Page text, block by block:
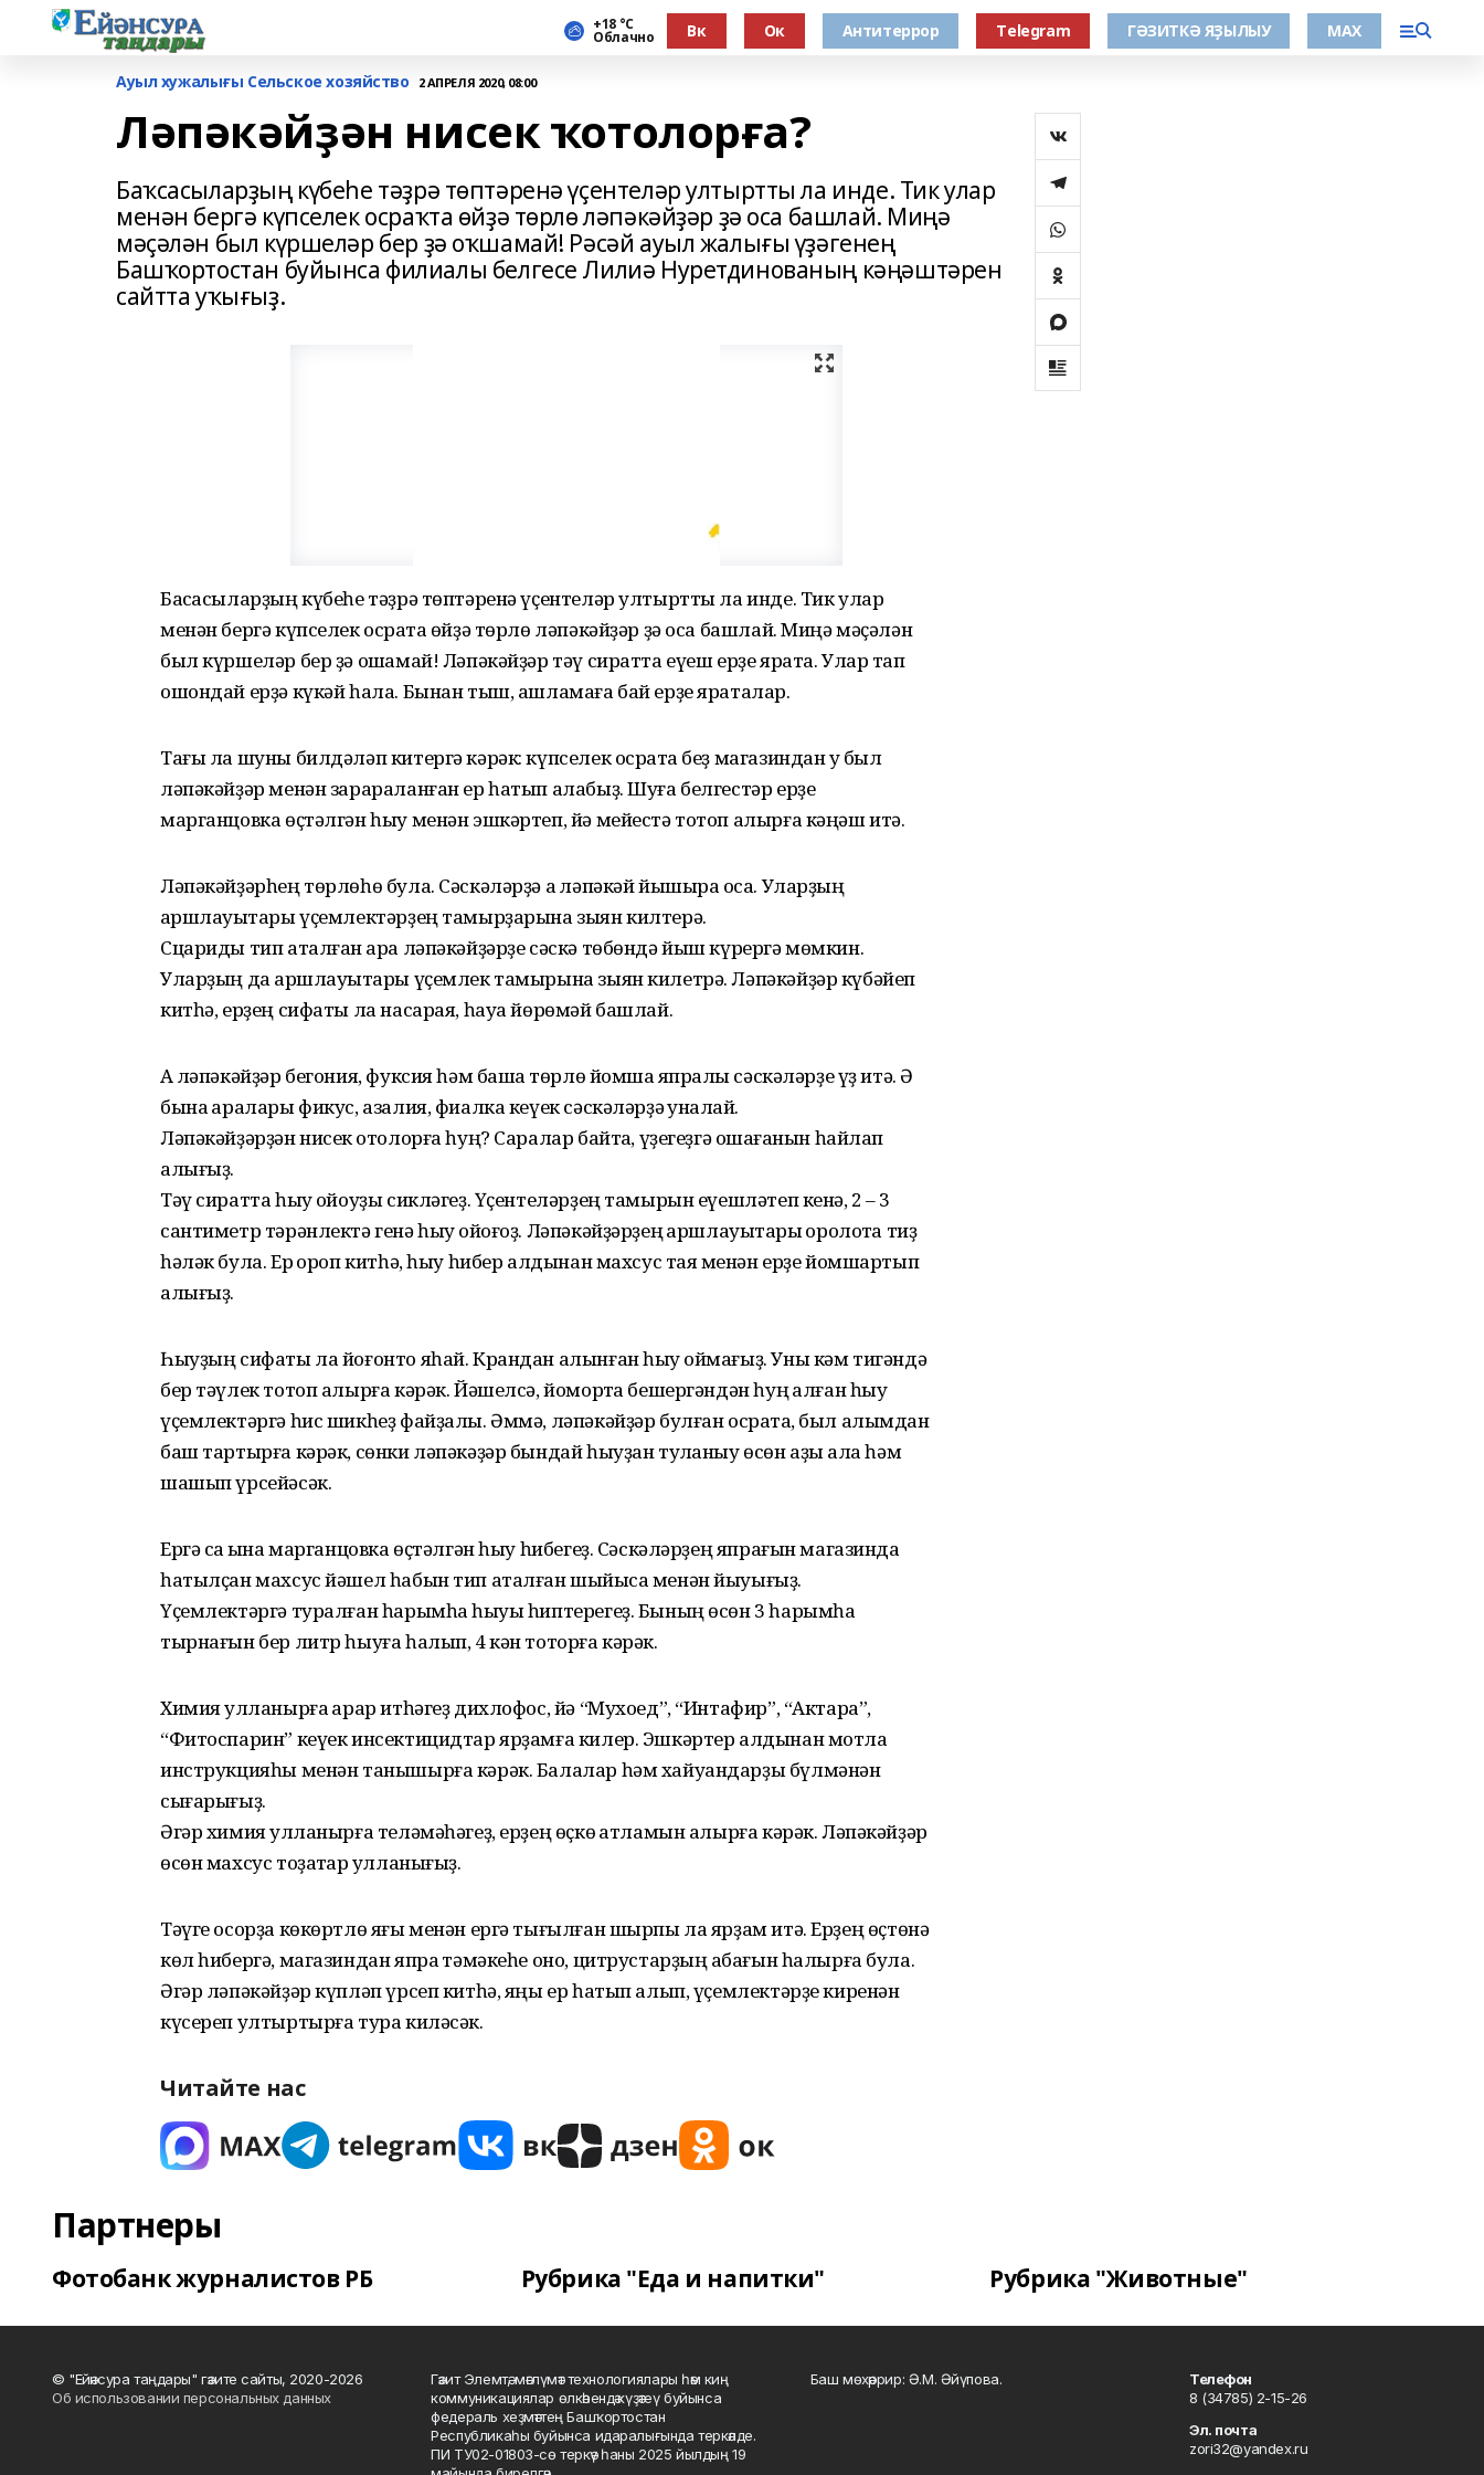
+18 °С
Облачно Вк Ок Антитеррор Тelegram ГӘЗИТКӘ ЯҘЫЛЫУ МАХ
Ауыл хужалығы Сельское хозяйство 2 АПРЕЛЯ 2020, 08:00
Ләпәкәйҙән нисек ҡотолорға?
Баҡсасыларҙың күбеһе тәҙрә төптәренә үҫентеләр ултыртты ла инде. Тик улар
менән бергә күпселек осраҡта өйҙә төрлө ләпәкәйҙәр ҙә оса башлай. Миңә
мәҫәлән был күршеләр бер ҙә оҡшамай! Рәсәй ауыл жалығы үҙәгенең
Башҡортостан буйынса филиалы белгесе Лилиә Нуретдинованың кәңәштәрен
сайтта уҡығыҙ.
Баҡсасыларҙың күбеһе тәҙрә төптәренә үҫентеләр ултыртты ла инде. Тик улар
менән бергә күпселек осраҡта өйҙә төрлө ләпәкәйҙәр ҙә оса башлай. Миңә мәҫәлән
был күршеләр бер ҙә оҡшамай! Ләпәкәйҙәр тәү сиратта еүеш ерҙе ярата. Улар тап
ошондай ерҙә күкәй һала. Бынан тыш, ашламаға бай ерҙе яраталар.
Тағы ла шуны билдәләп китергә кәрәк: күпселек осраҡта беҙ магазиндан уҡ был
ләпәкәйҙәр менән зарараланған ер һатып алабыҙ. Шуға белгестәр ерҙе
марганцовка өҫтәлгән һыу менән эшкәртеп, йә мейестә тотоп алырға кәңәш итә.
Ләпәкәйҙәрһең төрлөһө була. Сәскәләрҙә аҡ ләпәкәй йышыраҡ оса. Уларҙың
ҡаршлауыҡтары үҫемлектәрҙең тамырҙарына зыян килтерә.
Сцариды тип аталған ҡара ләпәкәйҙәрҙе сәскә төбөндә йыш күрергә мөмкин.
Уларҙың да ҡаршлауыҡтары үҫемлек тамырына зыян килетрә. Ләпәкәйҙәр күбәйеп
китһә, ерҙең сифаты ла насарая, һауа йөрөмәй башлай.
Аҡ ләпәкәйҙәр бегония, фуксия һәм башҡа төрлө йомшаҡ япраҡлы сәскәләрҙе үҙ итә. Ә
бына ҡаралары фикус, азалия, фиалка кеүек сәскәләрҙә ҡунаҡлай.
Ләпәкәйҙәрҙән нисек ҡотолорға һуң? Саралар байтаҡ, үҙегеҙгә оҡшағанын һайлап
алығыҙ.
Тәү сиратта һыу ҡойоуҙы сикләгеҙ. Үҫентеләрҙең тамырын еүешләтеп кенә, 2 – 3
сантиметр тәрәнлектә генә һыу ҡойоғоҙ. Ләпәкәйҙәрҙең ҡаршлауыҡтары ҡоролоҡта тиҙ
һәләк була. Ер ҡороп китһә, һыу һибер алдынан махсус таяҡ менән ерҙе йомшартып
алығыҙ.
Һыуҙың сифаты ла йоғонто яһай. Крандан алынған һыу ҡоймағыҙ. Уны кәм тигәндә
бер тәүлек тотоп алырға кәрәк. Йәшелсә, йомортҡа бешергәндән һуң ҡалған һыу
үҫемлектәргә һис шикһеҙ файҙалы. Әммә, ләпәкәйҙәр булған осраҡта, был алымдан
баш тартырға кәрәк, сөнки ләпәкәҙәр бындай һыуҙан туҡланыу өсөн аҙыҡ ала һәм
шашып үрсейәсәк.
Ергә саҡ ҡына марганцовка өҫтәлгән һыу һибегеҙ. Сәскәләрҙең япрағын магазинда
һатылҫан махсус йәшел һабын тип аталған шыйыҡса менән йыуығыҙ.
Үҫемлектәргә туралған һарымһаҡ һыуы һиптерегеҙ. Бының өсөн 3 һарымһаҡ
тырнағын бер литр һыуға һалып, 4 кән тоторға кәрәк.
Химия ҡулланырға ҡарар итһәгеҙ дихлофос, йә “Мухоед”, “Интафир”, “Актара”,
“Фитоспарин” кеүек инсектицидтар ярҙамға килер. Эшкәртер алдынан мотлаҡ
инструкцияһы менән танышырға кәрәк. Балалар һәм хайуандарҙы бүлмәнән
сығарығыҙ.
Әгәр химия ҡулланырға теләмәһәгеҙ, ерҙең өҫкө ҡатламын алырға кәрәк. Ләпәкәйҙәр
өсөн махсус тоҙаҡтар ҡулланығыҙ.
Тәүге осорҙа көкөртлө яғы менән ергә тығылған шырпы ла ярҙам итә. Ерҙең өҫтөнә
көл һибергә, магазиндан япраҡ тәмәкеһе оно, цитрустарҙың ҡабағын һалырға була.
Әгәр ләпәкәйҙәр күпләп үрсеп китһә, яңы ер һатып алып, үҫемлектәрҙе киренән
күсереп ултыртырға тура киләсәк.
Читайте нас
Партнеры
Фотобанк журналистов РБ Рубрика "Еда и напитки" Рубрика "Животные"
© "Ейәнсура таңдары" гәзите сайты, 2020-2026
Об использовании персональных данных
Гәзит Элемтә, мәғлүмәт технологиялары һәм киң
коммуникациялар өлкәһендә күҙәтеү буйынса
федераль хеҙмәттең Башҡортостан
Республикаһы буйынса идаралығында теркәлде.
ПИ ТУ02-01803-сө теркәү һаны 2025 йылдың 19
Баш мөхәррир: Ә.М. Әйүпова.
Телефон
8 (34785) 2-15-26
Эл. почта
zori32@yandex.ru